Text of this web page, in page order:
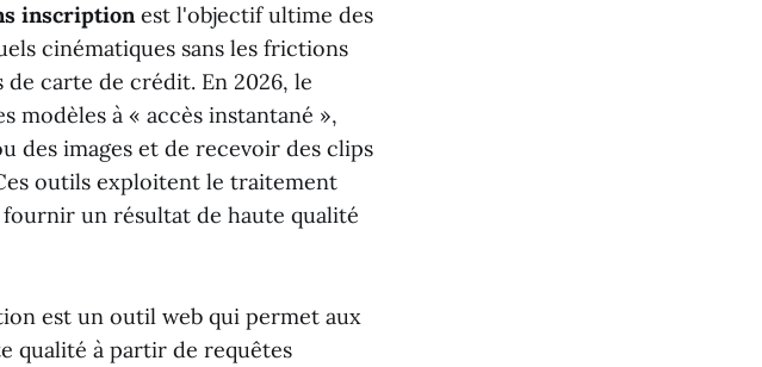
inscriptionest l'objectif ultime des
cinématiques sans les frictions
carte de crédit. En 2026, le
modèles à « accès instantané »,
des images et de recevoir des clips
outils exploitent le traitement
un résultat de haute qualité
est un outil web qui permet aux
qualité à partir de requêtes